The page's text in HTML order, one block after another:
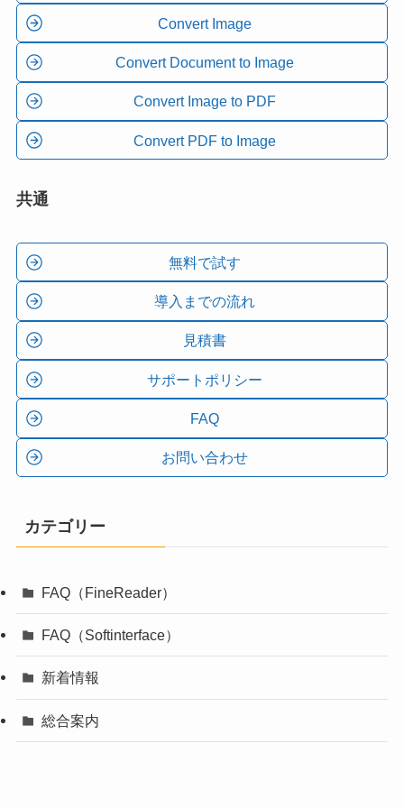
Convert Image
Convert Document to Image
Convert Image to PDF
Convert PDF to Image
共通
無料で試す
導入までの流れ
見積書
サポートポリシー
FAQ
お問い合わせ
カテゴリー
FAQ（FineReader）
FAQ（Softinterface）
新着情報
総合案内